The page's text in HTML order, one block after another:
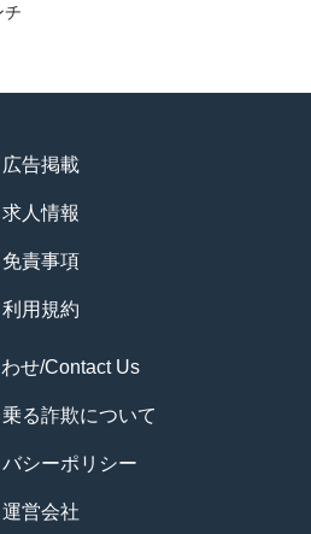
チ
広告掲載
求人情報
免責事項
利用規約
せ/Contact Us
る詐欺について
シーポリシー
運営会社